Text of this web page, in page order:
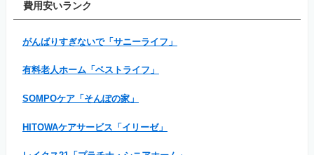
費用安いランク
がんばりすぎないで「サニーライフ」
有料老人ホーム「ベストライフ」
SOMPOケア「そんぽの家」
HITOWAケアサービス「イリーゼ」